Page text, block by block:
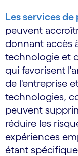
Les services de
peuvent
donnant accès
technologie et
qui favorisent
de l'entreprise
technologies,
peuvent
réduire les
expériences
étant